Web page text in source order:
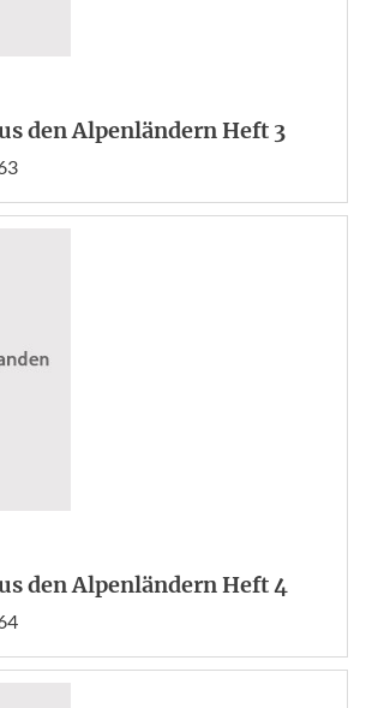
den Alpenländern Heft 3
den Alpenländern Heft 4